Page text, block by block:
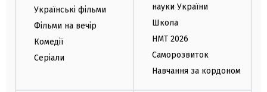
Українські фільми
Фільми на вечір
Комедії
Серіали
науки України
Школа
НМТ 2026
Саморозвиток
Навчання за кордоном